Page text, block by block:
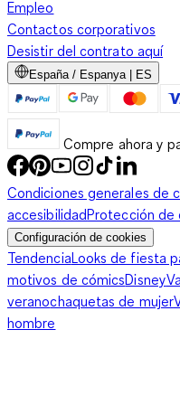
Empleo
Contactos corporativos
Desistir del contrato aquí
España / Espanya | ES
Compre ahora y
Condiciones generales de
accesibilidadProtección de
Configuración de cookies
TendenciaLooks de fiesta
motivos de cómicsDisney
veranochaquetas de mujer
hombre